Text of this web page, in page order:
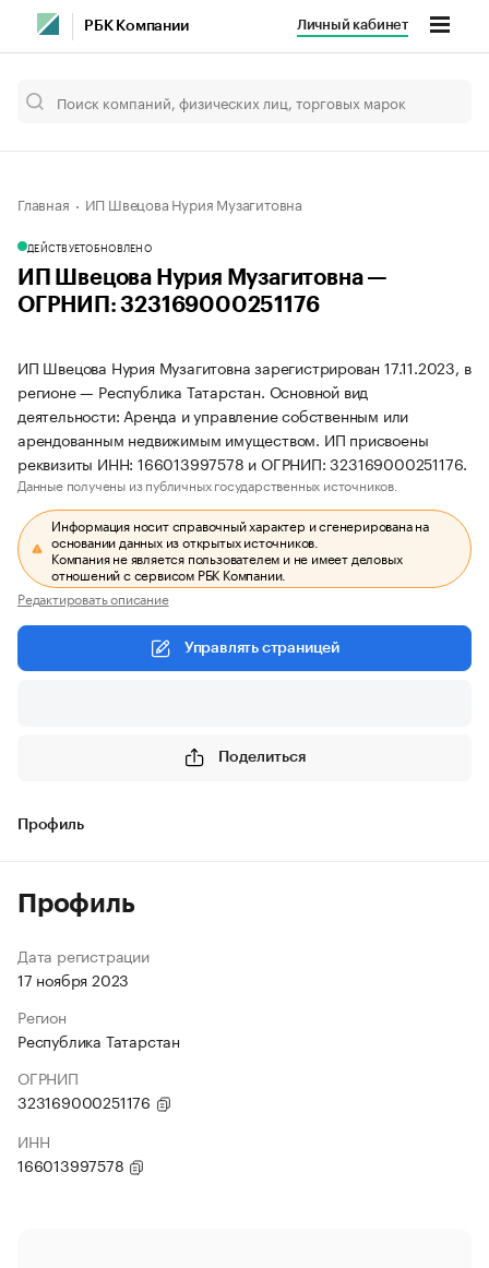
РБК Компании Личный кабинет
Главная ИП Швецова Нурия Музагитовна
ДЕЙСТВУЕТОБНОВЛЕНО
ИП Швецова Нурия Музагитовна —
ОГРНИП: 323169000251176
ИП Швецова Нурия Музагитовна зарегистрирован 17.11.2023, в
регионе — Республика Татарстан. Основной вид
деятельности: Аренда и управление собственным или
арендованным недвижимым имуществом. ИП присвоены
реквизиты ИНН: 166013997578 и ОГРНИП: 323169000251176.
Данные получены из публичных государственных источников.
Информация носит справочный характер и сгенерирована на
основании данных из открытых источников.
Компания не является пользователем и не имеет деловых
отношений с сервисом РБК Компании.
Редактировать описание
Управлять страницей
Поделиться
Профиль
Профиль
Дата регистрации
17 ноября 2023
Регион
Республика Татарстан
ОГРНИП
323169000251176
ИНН
166013997578